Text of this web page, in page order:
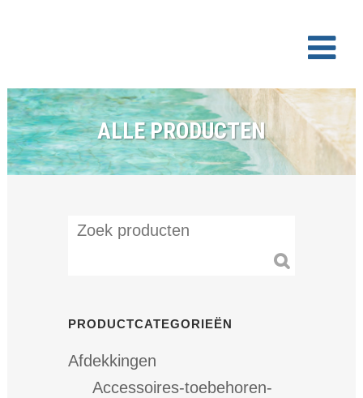
ALLE PRODUCTEN
PRODUCTCATEGORIEËN
Afdekkingen
Accessoires-toebehoren-